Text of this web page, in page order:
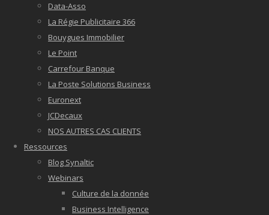
Data-Asso
La Régie Publicitaire 366
Bouygues Immobilier
Le Point
Carrefour Banque
La Poste Solutions Business
Euronext
JCDecaux
NOS AUTRES CAS CLIENTS
Ressources
Blog Synaltic
Webinars
Culture de la donnée
Business Intelligence